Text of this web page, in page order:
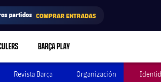
partidos COMPRAR ENTRADAS
BARÇA PLAY
Revista Barça Organización